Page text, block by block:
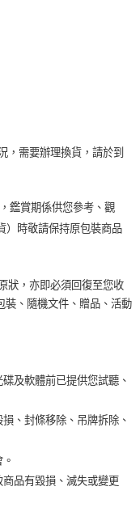
，需要辦理換貨，請於到
，鑑賞期係供您參考、觀
）時敬請保持原包裝商品
狀，亦即必須回復至您收
裝、隨機文件、贈品、活動
及軟體前已提供您試聽、
、封條移除、吊牌拆除、
品有毀損、滅失或變更